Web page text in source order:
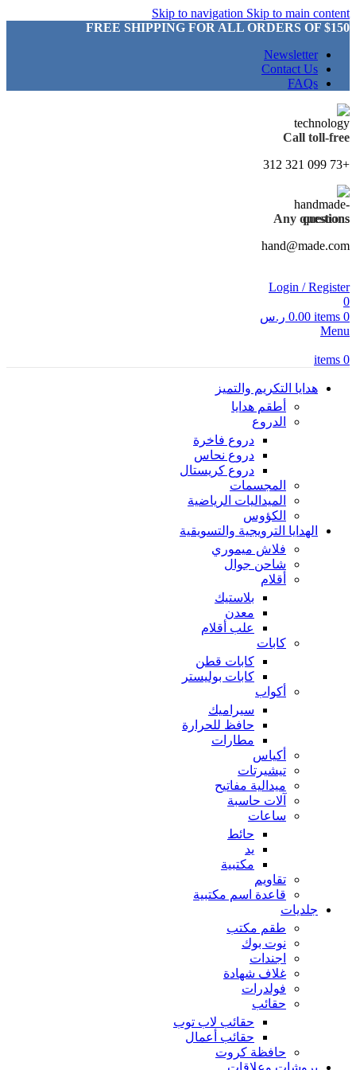
Skip to navigation Skip to main content
FREE SHIPPING FOR ALL ORDERS OF $150
Newsletter
Contact Us
FAQs
Call toll-free
+73 099 321 312
Any questions
hand@made.com
Login / Register
0
0
items
0.00 ر.س
Menu
0
items
هدايا التكريم والتميز
أطقم هدايا
الدروع
دروع فاخرة
دروع نحاس
دروع كريستال
المجسمات
الميداليات الرياضية
الكؤوس
الهدايا الترويجية والتسويقية
فلاش ميموري
شاحن جوال
أقلام
بلاستيك
معدن
علب أقلام
كابات
كابات قطن
كابات بوليستر
أكواب
سيراميك
حافظ للحرارة
مطارات
أكياس
تيشيرتات
ميدالية مفاتيح
آلات حاسبة
ساعات
حائط
يد
مكتبية
تقاويم
قاعدة اسم مكتبية
جلديات
طقم مكتب
نوت بوك
اجندات
غلاف شهادة
فولدرات
حقائب
حقائب لاب توب
حقائب أعمال
حافظة كروت
بروشات وعلاقات